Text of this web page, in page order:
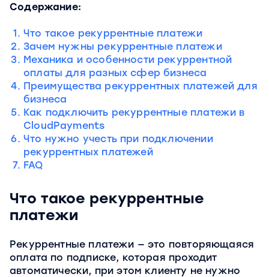
Содержание:
Что такое рекуррентные платежи
Зачем нужны рекуррентные платежи
Механика и особенности рекуррентной
оплаты для разных сфер бизнеса
Преимущества рекуррентных платежей для
бизнеса
Как подключить рекуррентные платежи в
CloudPayments
Что нужно учесть при подключении
рекуррентных платежей
FAQ
Что такое рекуррентные
платежи
Рекуррентные платежи — это повторяющаяся
оплата по подписке, которая проходит
автоматически, при этом клиенту не нужно